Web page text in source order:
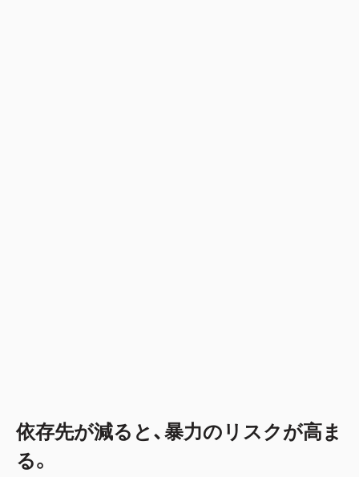
依存先が減ると、暴力のリスクが高ま
る。